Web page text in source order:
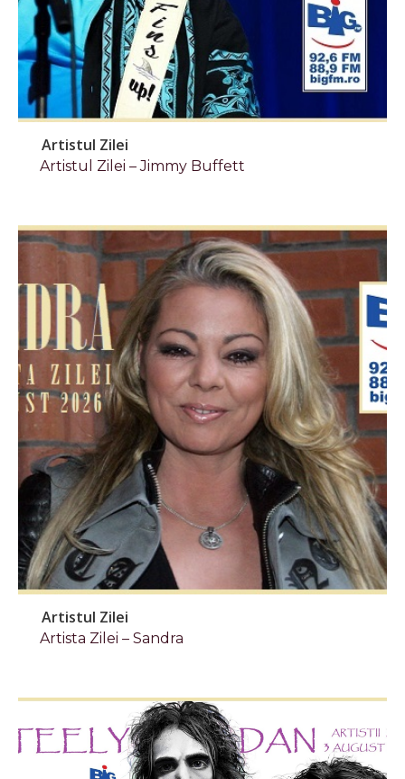
Artistul Zilei
Artistul Zilei – Jimmy Buffett
Artistul Zilei
Artista Zilei – Sandra